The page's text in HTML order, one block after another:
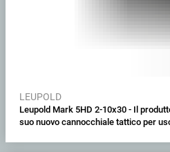
LEUPOLD
Leupold Mark 5HD 2-10x30 - Il
suo nuovo cannocchiale tattico per